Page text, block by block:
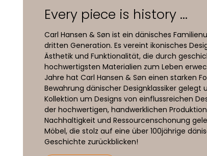
Every piece is history ...
Carl Hansen & Søn ist ein dänisches
dritten Generation. Es vereint ikonisches
Ästhetik und Funktionalität, die durch
hochwertigsten Materialien zum Leben
Jahre hat Carl Hansen & Søn einen starken
Bewahrung dänischer Designklassiker gelegt
Kollektion um Designs von einflussreichen
der hochwertigen, handwerklichen
Nachhaltigkeit und Ressourcenschonung
Möbel, die stolz auf eine über 100jährige
Geschichte zurückblicken!